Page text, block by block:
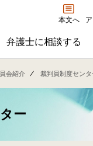
本文へ
弁護士に相談する
弁護士に相
会紹介 裁判員制度センタ
ー